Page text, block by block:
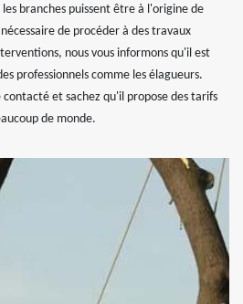
branches puissent être à l'origine de
de procéder à des travaux
nous vous informons qu'il est
professionnels comme les élagueurs.
et sachez qu'il propose des tarifs
de monde.